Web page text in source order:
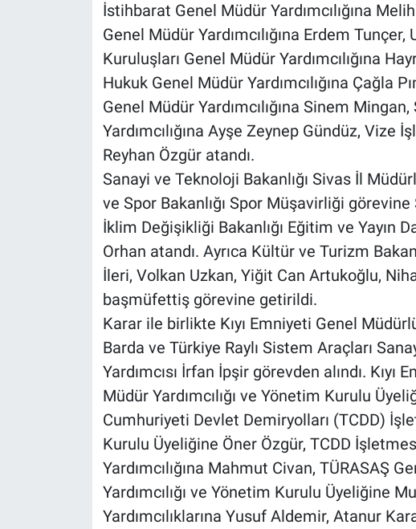
İstihbarat Genel Müdür Yardımcılığına
Genel Müdür Yardımcılığına Erdem
Kuruluşları Genel Müdür Yardımcılığına
Hukuk Genel Müdür Yardımcılığına Çağla
Genel Müdür Yardımcılığına Sinem
Yardımcılığına Ayşe Zeynep Gündüz, Vize
Reyhan Özgür atandı.
Sanayi ve Teknoloji Bakanlığı Sivas İl
ve Spor Bakanlığı Spor Müşavirliği
İklim Değişikliği Bakanlığı Eğitim ve Yayın
Orhan atandı. Ayrıca Kültür ve Turizm
İleri, Volkan Uzkan, Yiğit Can Artukoğlu,
başmüfettiş görevine getirildi.
Karar ile birlikte Kıyı Emniyeti Genel
Barda ve Türkiye Raylı Sistem Araçları
Yardımcısı İrfan İpşir görevden alındı. Kıyı
Müdür Yardımcılığı ve Yönetim Kurulu
Cumhuriyeti Devlet Demiryolları (TCDD)
Kurulu Üyeliğine Öner Özgür, TCDD
Yardımcılığına Mahmut Civan, TÜRASAŞ
Yardımcılığı ve Yönetim Kurulu Üyeliğine
Yardımcılıklarına Yusuf Aldemir, Atanur